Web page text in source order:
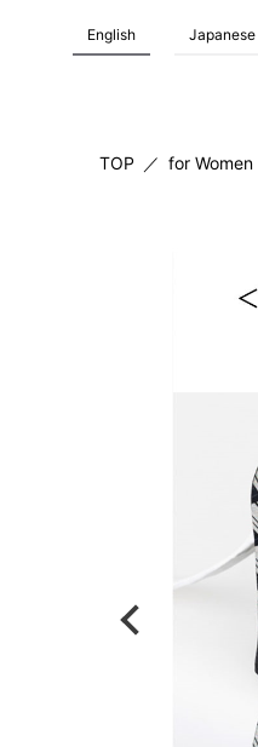
English Japanese
TOP ／ for Women